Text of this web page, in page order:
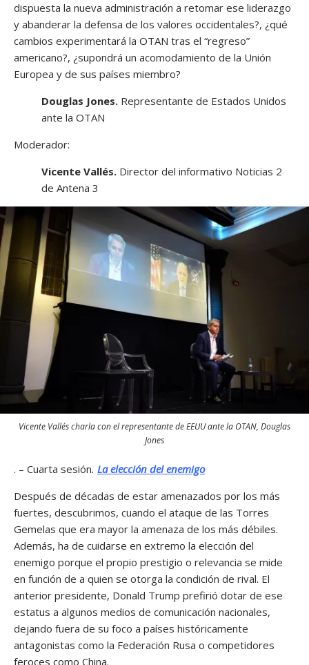
dispuesta la nueva administración a retomar ese liderazgo
y abanderar la defensa de los valores occidentales?, ¿qué
cambios experimentará la OTAN tras el “regreso”
americano?, ¿supondrá un acomodamiento de la Unión
Europea y de sus países miembro?
Douglas Jones. Representante de Estados Unidos
ante la OTAN
Moderador:
Vicente Vallés. Director del informativo Noticias 2
de Antena 3
Vicente Vallés charla con el representante de EEUU ante la OTAN, Douglas
Jones
. – Cuarta sesión. La elección del enemigo
Después de décadas de estar amenazados por los más
fuertes, descubrimos, cuando el ataque de las Torres
Gemelas que era mayor la amenaza de los más débiles.
Además, ha de cuidarse en extremo la elección del
enemigo porque el propio prestigio o relevancia se mide
en función de a quien se otorga la condición de rival. El
anterior presidente, Donald Trump prefirió dotar de ese
estatus a algunos medios de comunicación nacionales,
dejando fuera de su foco a países históricamente
antagonistas como la Federación Rusa o competidores
feroces como China.